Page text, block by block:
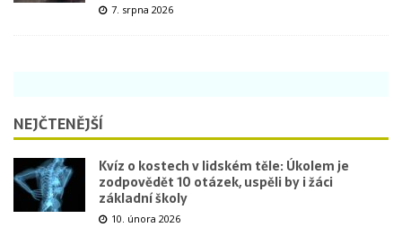
7. srpna 2026
NEJČTENĚJŠÍ
Kvíz o kostech v lidském těle: Úkolem je
zodpovědět 10 otázek, uspěli by i žáci
základní školy
10. února 2026